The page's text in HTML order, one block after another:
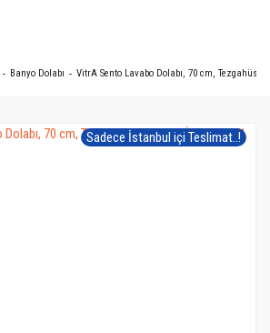
Banyo Dolabı VitrA Sento Lavabo Dolabı, 70 cm, Tezgahüstü
Sadece İstanbul içi Teslimat..!